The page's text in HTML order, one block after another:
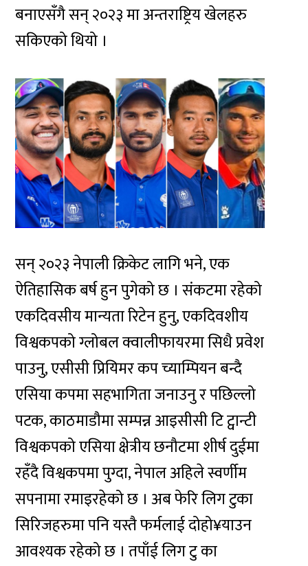
बनाएसँगै सन् २०२३ मा अन्तराष्ट्रिय खेलहरु
सकिएको थियो ।
सन् २०२३ नेपाली क्रिकेट लागि भने, एक
ऐतिहासिक बर्ष हुन पुगेको छ । संकटमा रहेको
एकदिवसीय मान्यता रिटेन हुनु, एकदिवशीय
विश्वकपको ग्लोबल क्वालीफायरमा सिधै प्रवेश
पाउनु, एसीसी प्रियिमर कप च्याम्पियन बन्दै
एसिया कपमा सहभागिता जनाउनु र पछिल्लो
पटक, काठमाडौमा सम्पन्न आइसीसी टि ट्वान्टी
विश्वकपको एसिया क्षेत्रीय छनौटमा शीर्ष दुईमा
रहँदै विश्वकपमा पुग्दा, नेपाल अहिले स्वर्णीम
सपनामा रमाइरहेको छ । अब फेरि लिग टुका
सिरिजहरुमा पनि यस्तै फर्मलाई दोहो¥याउन
आवश्यक रहेको छ । तपाँई लिग टु का